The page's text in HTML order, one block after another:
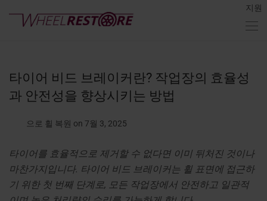
지원
타이어 비드 브레이커란? 작업장의 효율성
과 안전성을 향상시키는 방법
으로 휠 복원 on 7월 3, 2025
타이어를 효율적으로 제거할 수 없다면 이미 뒤처진 것이나
마찬가지입니다. 타이어 비드 브레이커는 휠 표면에 접근하
기 위한 첫 번째 단계로, 모든 작업장에서 안전하고 일관적